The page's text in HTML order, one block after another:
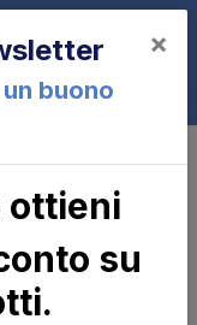
0
buono
×
ottieni
su